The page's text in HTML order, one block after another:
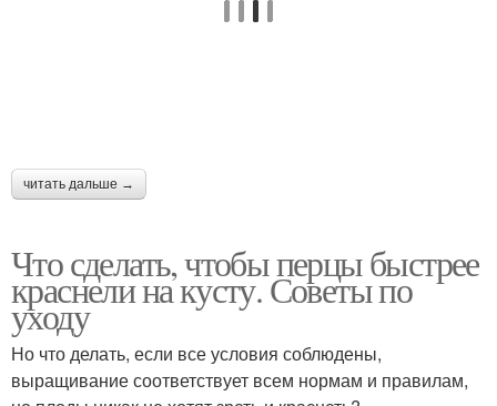
читать дальше →
Что сделать, чтобы перцы быстрее
краснели на кусту. Советы по
уходу
Но что делать, если все условия соблюдены,
выращивание соответствует всем нормам и правилам,